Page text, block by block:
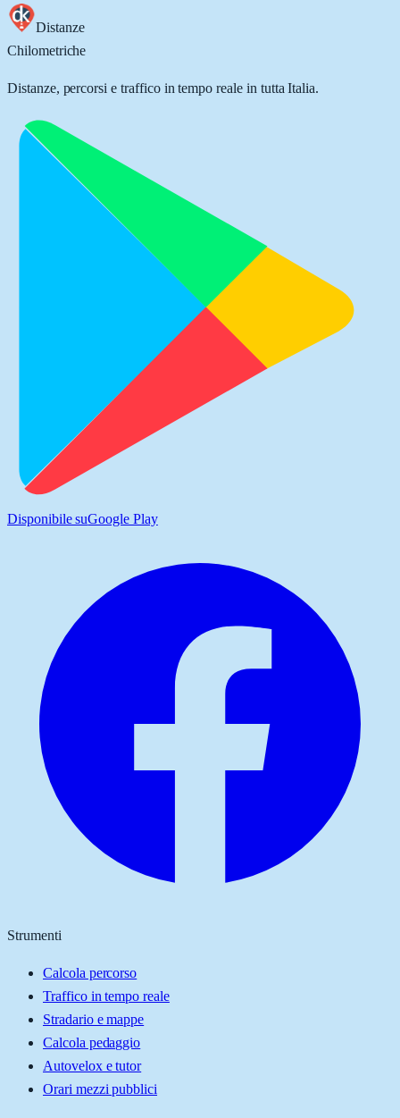
Distanze
Chilometriche
Distanze, percorsi e traffico in tempo reale in tutta Italia.
Disponibile suGoogle Play
Strumenti
Calcola percorso
Traffico in tempo reale
Stradario e mappe
Calcola pedaggio
Autovelox e tutor
Orari mezzi pubblici